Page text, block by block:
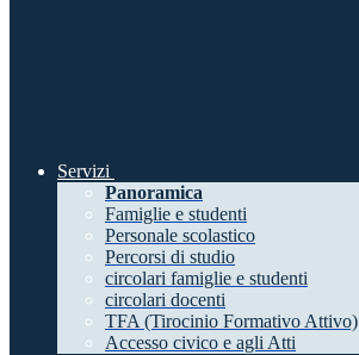
Servizi
Panoramica
Famiglie e studenti
Personale scolastico
Percorsi di studio
circolari famiglie e studenti
circolari docenti
TFA (Tirocinio Formativo Attivo)
Accesso civico e agli Atti